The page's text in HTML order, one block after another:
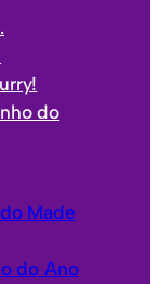
do
Made
do Ano